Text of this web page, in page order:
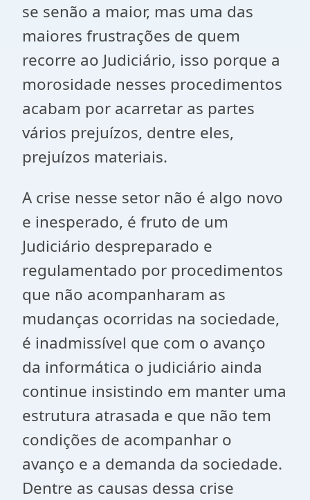
se senão a maior, mas uma das
maiores frustrações de quem
recorre ao Judiciário, isso porque a
morosidade nesses procedimentos
acabam por acarretar as partes
vários prejuízos, dentre eles,
prejuízos materiais.
A crise nesse setor não é algo novo
e inesperado, é fruto de um
Judiciário despreparado e
regulamentado por procedimentos
que não acompanharam as
mudanças ocorridas na sociedade,
é inadmissível que com o avanço
da informática o judiciário ainda
continue insistindo em manter uma
estrutura atrasada e que não tem
condições de acompanhar o
avanço e a demanda da sociedade.
Dentre as causas dessa crise